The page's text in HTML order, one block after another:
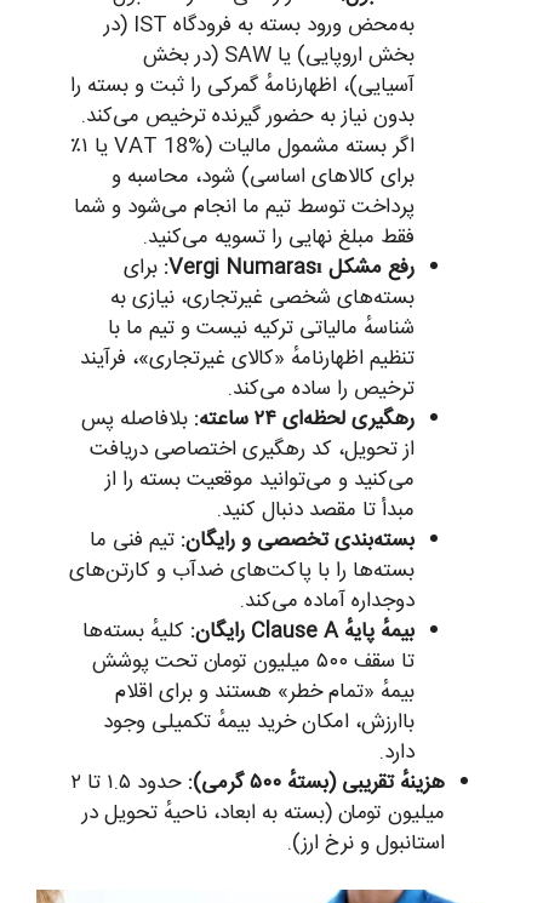
به‌محض ورود بسته به فرودگاه IST (در
بخش اروپایی) یا SAW (در بخش
آسیایی)، اظهارنامهٔ گمرکی را ثبت و بسته را
بدون نیاز به حضور گیرنده ترخیص می‌کند.
اگر بسته مشمول مالیات (VAT 18% یا ۱٪
برای کالاهای اساسی) شود، محاسبه و
پرداخت توسط تیم ما انجام می‌شود و شما
فقط مبلغ نهایی را تسویه می‌کنید.
رفع مشکل Vergi Numarası:
برای
بسته‌های شخصی غیرتجاری، نیازی به
شناسهٔ مالیاتی ترکیه نیست و تیم ما با
تنظیم اظهارنامهٔ «کالای غیرتجاری»، فرآیند
ترخیص را ساده می‌کند.
رهگیری لحظه‌ای ۲۴ ساعته:
بلافاصله پس
از تحویل، کد رهگیری اختصاصی دریافت
می‌کنید و می‌توانید موقعیت بسته را از
مبدأ تا مقصد دنبال کنید.
بسته‌بندی تخصصی و رایگان: تیم فنی ما
بسته‌ها را با پاکت‌های ضدآب و کارتن‌های
دوجداره آماده می‌کند.
بیمهٔ پایهٔ Clause A رایگان:
کلیهٔ بسته‌ها
تا سقف ۵۰۰ میلیون تومان تحت پوشش
بیمهٔ «تمام خطر» هستند و برای اقلام
باارزش، امکان خرید بیمهٔ تکمیلی وجود
دارد.
هزینهٔ تقریبی (بستهٔ ۵۰۰ گرمی):
حدود ۱.۵ تا ۲
میلیون تومان (بسته به ابعاد، ناحیهٔ تحویل در
استانبول و نرخ ارز).